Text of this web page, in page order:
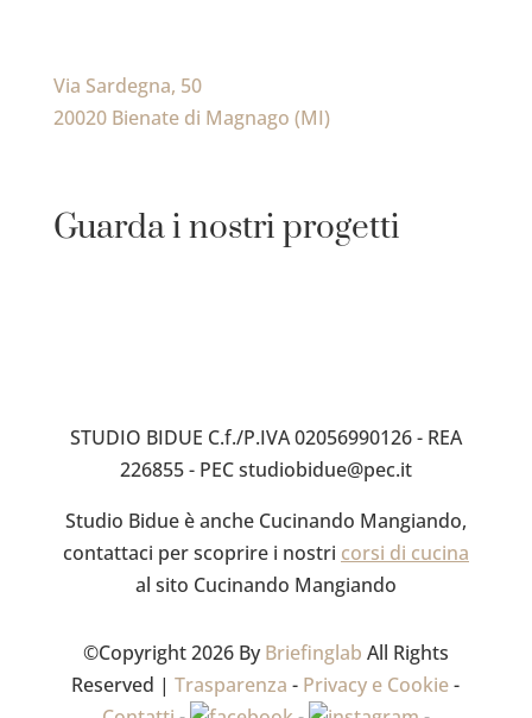
Via Sardegna, 50
20020 Bienate di Magnago (MI)
Guarda i nostri progetti
STUDIO BIDUE C.f./P.IVA 02056990126 - REA
226855 - PEC studiobidue@pec.it
Studio Bidue è anche Cucinando Mangiando,
contattaci per scoprire i nostri corsi di cucina
al sito Cucinando Mangiando
©Copyright 2026 ByBriefinglab All Rights
Reserved |Trasparenza - Privacy e Cookie-